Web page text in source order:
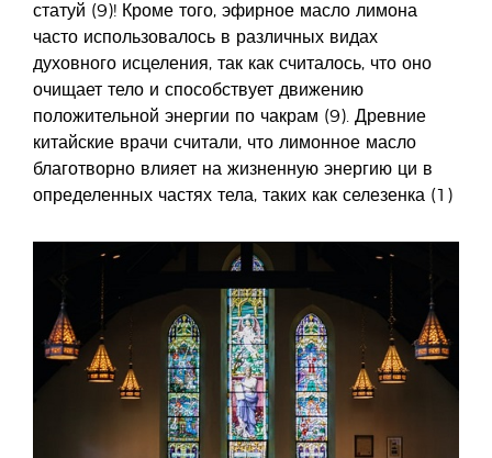
статуй (9)! Кроме того, эфирное масло лимона
часто использовалось в различных видах
духовного исцеления, так как считалось, что оно
очищает тело и способствует движению
положительной энергии по чакрам (9). Древние
китайские врачи считали, что лимонное масло
благотворно влияет на жизненную энергию ци в
определенных частях тела, таких как селезенка (1)